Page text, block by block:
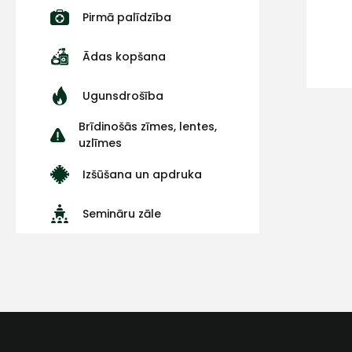
Pirmā palīdzība
Ādas kopšana
Ugunsdrošība
Brīdinošās zīmes, lentes,
uzlīmes
Izšūšana un apdruka
Semināru zāle